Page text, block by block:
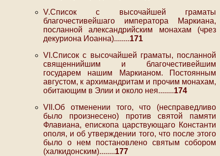
V.Список с высочайшей граматы
благочестивейшаго императора Маркиана,
посланной александрийским монахам (чрез
декуриона Иоанна)........171
VI.Список с высочайшей граматы, посланной
священнийшим и благочестивейшим
государем нашим Маркианом. Постоянным
августом, к архимандритам и прочим монахам,
обитающим в Элии и около нея........174
VII.Об отменении того, что (несправедливо
было произнесено) против святой памяти
Флавиана, епископа царствующаго Константи
ополя, и об утверждении того, что после этого
было о нем постановлено святым собором
(халкидонским)........177